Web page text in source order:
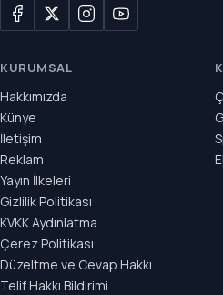
KURUMSAL
Hakkımızda
Künye
İletişim
Reklam
Yayın İlkeleri
Gizlilik Politikası
KVKK Aydınlatma
Çerez Politikası
Düzeltme ve Cevap Hakkı
Telif Hakkı Bildirimi